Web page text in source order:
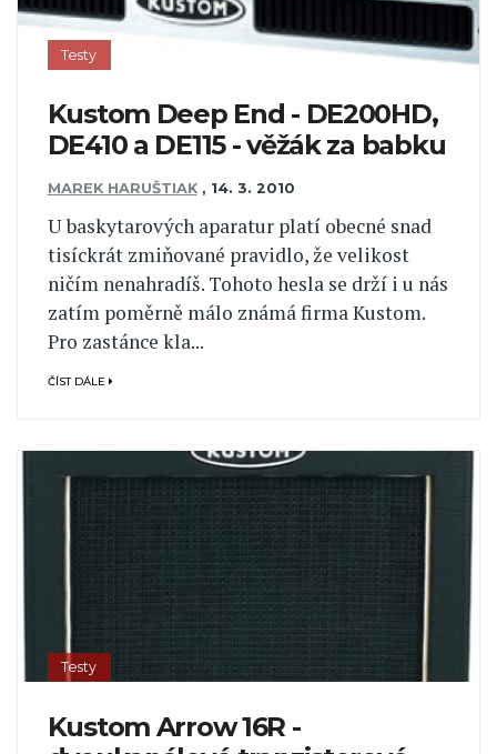
Testy
Kustom Deep End - DE200HD,
DE410 a DE115 - věžák za babku
MAREK HARUŠTIAK , 14. 3. 2010
U baskytarových aparatur platí obecné snad
tisíckrát zmiňované pravidlo, že velikost
ničím nenahradíš. Tohoto hesla se drží i u nás
zatím poměrně málo známá firma Kustom.
Pro zastánce kla...
ČÍST DÁLE
Testy
Kustom Arrow 16R -